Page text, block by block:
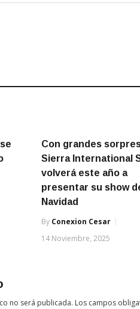
Con grandes
Sierra International
volverá este año a
presentar su show
Navidad
By Conexion Cesar
14 Noviembre, 2025
no será publicada. Los campos